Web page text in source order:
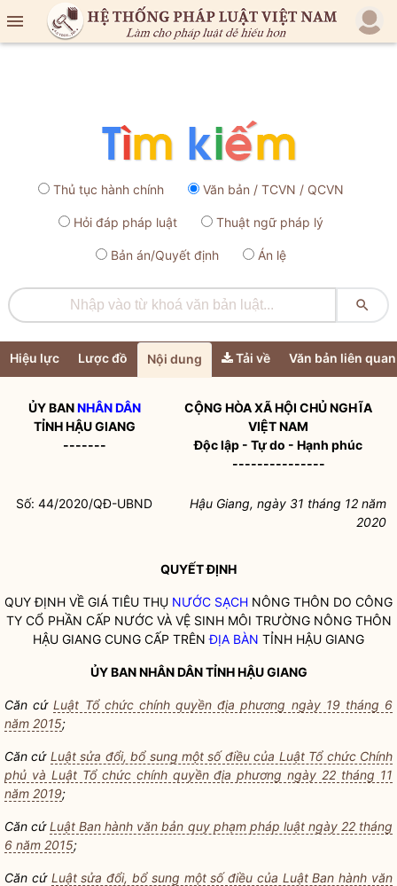

Thủ tục hành chính Văn bản / TCVN / QCVN
Hỏi đáp pháp luật Thuật ngữ pháp lý
Bản án/Quyết định Án lệ

Hiệu lực Lược đồ Nội dung Tải về Văn bản liên quan
ỦY BANNHÂN DÂN
TỈNH HẬU GIANG
-------
CỘNG HÒA XÃ HỘI CHỦ NGHĨA
VIỆT NAM
Độc lập - Tự do - Hạnh phúc
---------------
Số: 44/2020/QĐ-UBND Hậu Giang, ngày 31 tháng 12năm
2020
QUYẾT ĐỊNH
QUY ĐỊNH VỀ GIÁ TIÊU THỤ NƯỚC SẠCH NÔNG THÔN DO CÔNG
TY CỔ PHẦN CẤP NƯỚC VÀ VỆ SINH MÔI TRƯỜNG NÔNG THÔN
HẬU GIANG CUNG CẤP TRÊNĐỊA BÀN TỈNH HẬU GIANG
ỦY BANNHÂN DÂNTỈNH HẬU GIANG
Căn cứLuật Tổ chức chính quyền địa phương ngày 19 tháng 6
năm 2015;
Căn cứ Luật sửa đổi, bổ sung một số điều của Luật Tổ chức Chính
phủ và Luật Tổ chức chính quyền địa phương ngày 22 tháng 11
năm 2019;
Căn cứLuật Ban hành văn bản quy phạm pháp luật ngày 22 tháng
6 năm 2015;
Căn cứ Luật sửa đổi, bổ sung một số điều của Luật Ban hành văn